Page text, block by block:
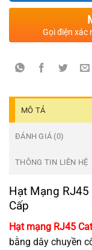
Gọi điện xác
MÔ TẢ
ĐÁNH GIÁ (0)
THÔNG TIN LIÊN HỆ
Hạt Mạng RJ45
Cấp
Hạt mạng RJ45
bằng dây chuyền